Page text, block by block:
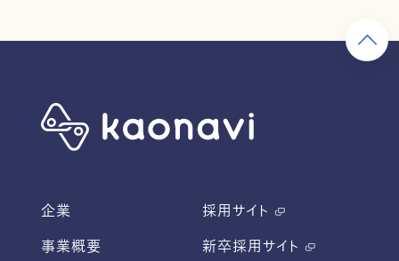
企業
事業概要
採用サイト
新卒採用サイト